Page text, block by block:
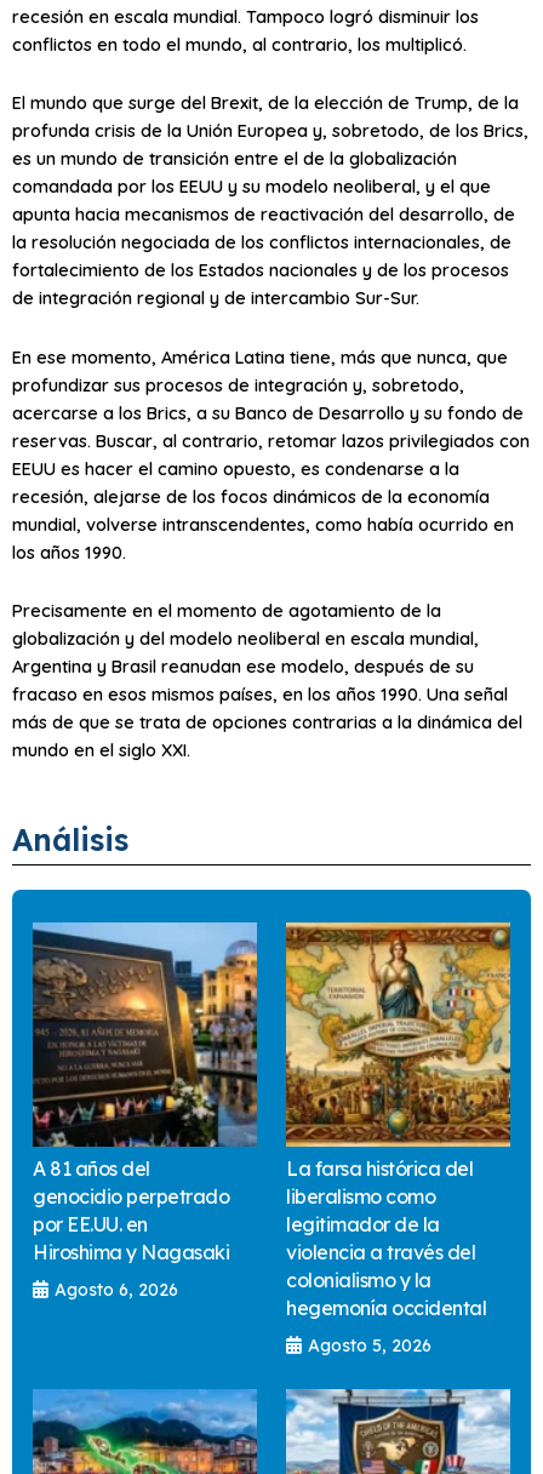
recesión en escala mundial. Tampoco logró disminuir los
conflictos en todo el mundo, al contrario, los multiplicó.
El mundo que surge del Brexit, de la elección de Trump, de la
profunda crisis de la Unión Europea y, sobretodo, de los Brics,
es un mundo de transición entre el de la globalización
comandada por los EEUU y su modelo neoliberal, y el que
apunta hacia mecanismos de reactivación del desarrollo, de
la resolución negociada de los conflictos internacionales, de
fortalecimiento de los Estados nacionales y de los procesos
de integración regional y de intercambio Sur-Sur.
En ese momento, América Latina tiene, más que nunca, que
profundizar sus procesos de integración y, sobretodo,
acercarse a los Brics, a su Banco de Desarrollo y su fondo de
reservas. Buscar, al contrario, retomar lazos privilegiados con
EEUU es hacer el camino opuesto, es condenarse a la
recesión, alejarse de los focos dinámicos de la economía
mundial, volverse intranscendentes, como había ocurrido en
los años 1990.
Precisamente en el momento de agotamiento de la
globalización y del modelo neoliberal en escala mundial,
Argentina y Brasil reanudan ese modelo, después de su
fracaso en esos mismos países, en los años 1990. Una señal
más de que se trata de opciones contrarias a la dinámica del
mundo en el siglo XXI.
Análisis
A 81 años del
genocidio perpetrado
por EE.UU. en
Hiroshima y Nagasaki
Agosto 6, 2026
La farsa histórica del
liberalismo como
legitimador de la
violencia a través del
colonialismo y la
hegemonía occidental
Agosto 5, 2026